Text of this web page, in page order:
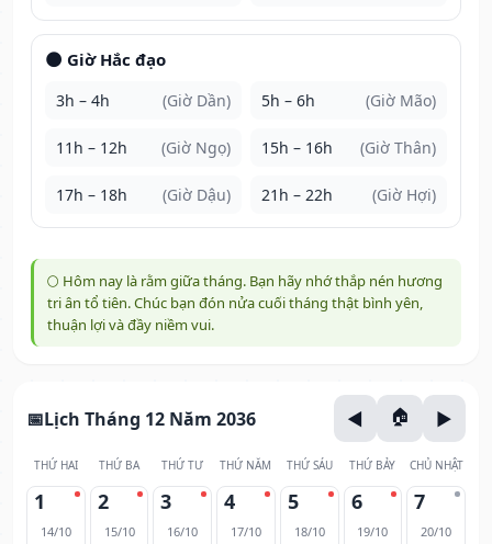
🌑 Giờ Hắc đạo
3h – 4h (Giờ Dần) 5h – 6h (Giờ Mão)
11h – 12h (Giờ Ngọ) 15h – 16h (Giờ Thân)
17h – 18h (Giờ Dậu) 21h – 22h (Giờ Hợi)
🌕 Hôm nay là rằm giữa tháng. Bạn hãy nhớ thắp nén hương
tri ân tổ tiên. Chúc bạn đón nửa cuối tháng thật bình yên,
thuận lợi và đầy niềm vui.
Lịch Tháng 12 Năm 2036
THỨ HAI THỨ BA THỨ TƯ THỨ NĂM THỨ SÁU THỨ BẢY CHỦ NHẬT
1
14/10
2
15/10
3
16/10
4
17/10
5
18/10
6
19/10
7
20/10